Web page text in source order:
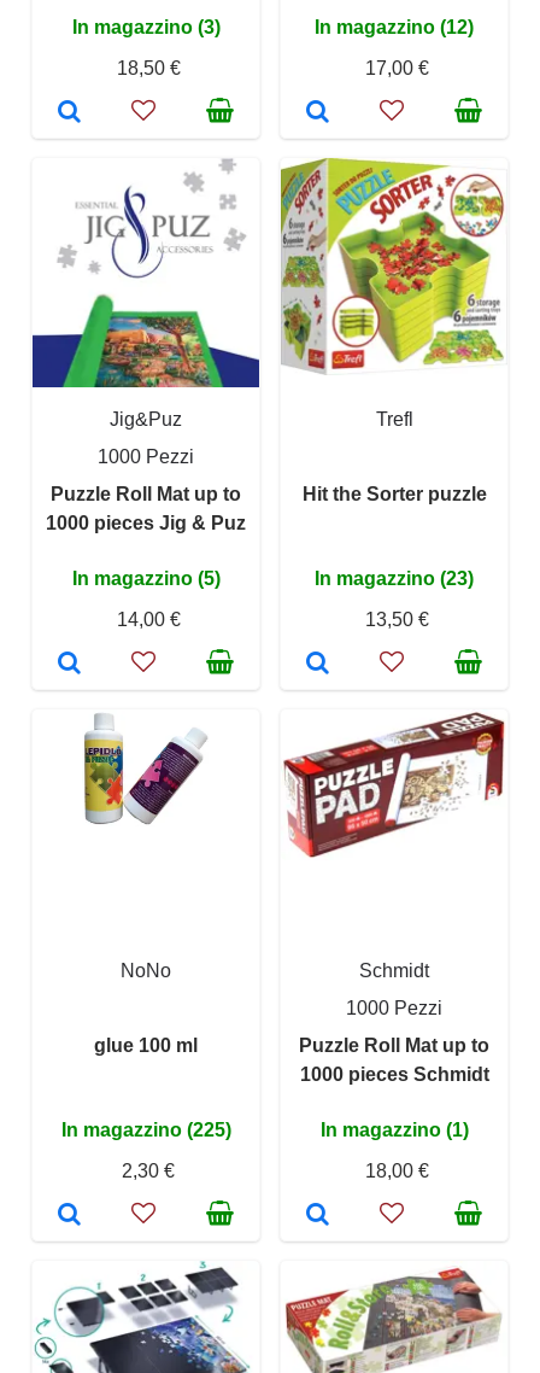
In magazzino (3)
18,50 €
In magazzino (12)
17,00 €
Jig&Puz
1000 Pezzi
Puzzle Roll Mat up to
1000 pieces Jig & Puz
In magazzino (5)
14,00 €
Trefl
Hit the Sorter puzzle
In magazzino (23)
13,50 €
NoNo
glue 100 ml
In magazzino (225)
2,30 €
Schmidt
1000 Pezzi
Puzzle Roll Mat up to
1000 pieces Schmidt
In magazzino (1)
18,00 €